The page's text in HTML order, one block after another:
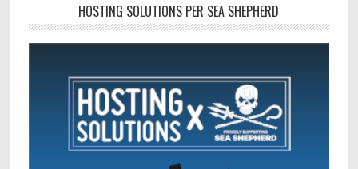
HOSTING SOLUTIONS PER SEA SHEPHERD